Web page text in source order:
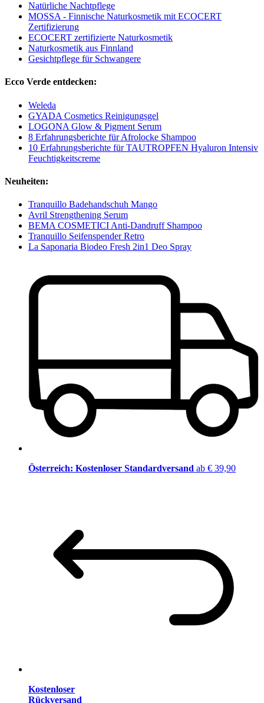
Natürliche Nachtpflege
MOSSA - Finnische Naturkosmetik mit ECOCERT
Zertifizierung
ECOCERT zertifizierte Naturkosmetik
Naturkosmetik aus Finnland
Gesichtpflege für Schwangere
Ecco Verde entdecken:
Weleda
GYADA Cosmetics Reinigungsgel
LOGONA Glow & Pigment Serum
8 Erfahrungsberichte für Afrolocke Shampoo
10 Erfahrungsberichte für TAUTROPFEN Hyaluron Intensiv
Feuchtigkeitscreme
Neuheiten:
Tranquillo Badehandschuh Mango
Avril Strengthening Serum
BEMA COSMETICI Anti-Dandruff Shampoo
Tranquillo Seifenspender Retro
La Saponaria Biodeo Fresh 2in1 Deo Spray
Österreich: Kostenloser Standardversand ab € 39,90
Kostenloser
Rückversand